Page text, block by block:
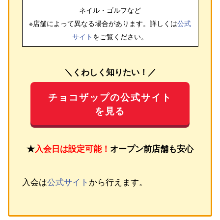
ネイル・ゴルフなど
※店舗によって異なる場合があります。詳しくは公式
サイト をご覧ください。
＼くわしく知りたい！／
チョコザップの公式サイト
を見る
★入会日は設定可能！ オープン前店舗も安心
入会は公式サイト から行えます。